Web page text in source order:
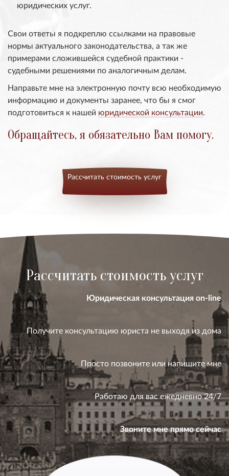
юридических услуг.
Свои ответы я подкреплю ссылками на правовые
нормы актуального законодательства, а так же
примерами сложившейся судебной практики -
судебными решениями по аналогичным делам.
Направьте мне на электронную почту всю необходимую
информацию и документы заранее, что бы я смог
подготовиться к нашей юридической консультации.
Обращайтесь, я обязательно Вам помогу.
Рассчитать стоимость услуг
Рассчитать стоимость услуг
Юридическая консультация on-line
Получите консультацию юриста не выходя из дома
Просто позвоните или напишите мне
Работаю для вас ежедневно 24/7
Звоните мне прямо сейчас